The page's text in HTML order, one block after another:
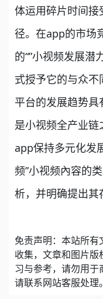
体运用碎片时间
径。在app的市场
的“”小视频发展潜
式授予它的与众
平台的发展趋势
是小视频全产业
app保持多元化发
频”小视频內容的
析，并明确提出其
免责声明：本站所
收集，文章和图片
习与参考，请勿用于
请联系网站客服处理。